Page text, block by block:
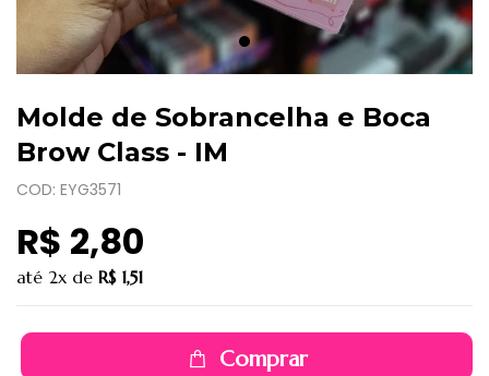
Molde de Sobrancelha e Boca
Brow Class - IM
COD: EYG3571
R$ 2,80
até 2x de R$ 1,51
Comprar